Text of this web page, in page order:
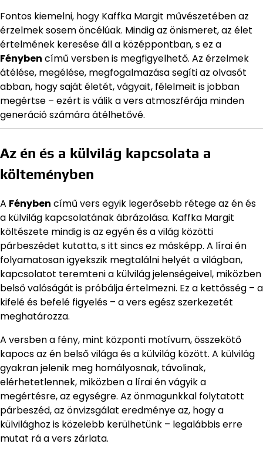
Fontos kiemelni, hogy Kaffka Margit művészetében az
érzelmek sosem öncélúak. Mindig az önismeret, az élet
értelmének keresése áll a középpontban, s ez a
Fényben című versben is megfigyelhető. Az érzelmek
átélése, megélése, megfogalmazása segíti az olvasót
abban, hogy saját életét, vágyait, félelmeit is jobban
megértse – ezért is válik a vers atmoszférája minden
generáció számára átélhetővé.
Az én és a külvilág kapcsolata a
költeményben
A Fényben című vers egyik legerősebb rétege az én és
a külvilág kapcsolatának ábrázolása. Kaffka Margit
költészete mindig is az egyén és a világ közötti
párbeszédet kutatta, s itt sincs ez másképp. A lírai én
folyamatosan igyekszik megtalálni helyét a világban,
kapcsolatot teremteni a külvilág jelenségeivel, miközben
belső valóságát is próbálja értelmezni. Ez a kettősség – a
kifelé és befelé figyelés – a vers egész szerkezetét
meghatározza.
A versben a fény, mint központi motívum, összekötő
kapocs az én belső világa és a külvilág között. A külvilág
gyakran jelenik meg homályosnak, távolinak,
elérhetetlennek, miközben a lírai én vágyik a
megértésre, az egységre. Az önmagunkkal folytatott
párbeszéd, az önvizsgálat eredménye az, hogy a
külvilághoz is közelebb kerülhetünk – legalábbis erre
mutat rá a vers zárlata.